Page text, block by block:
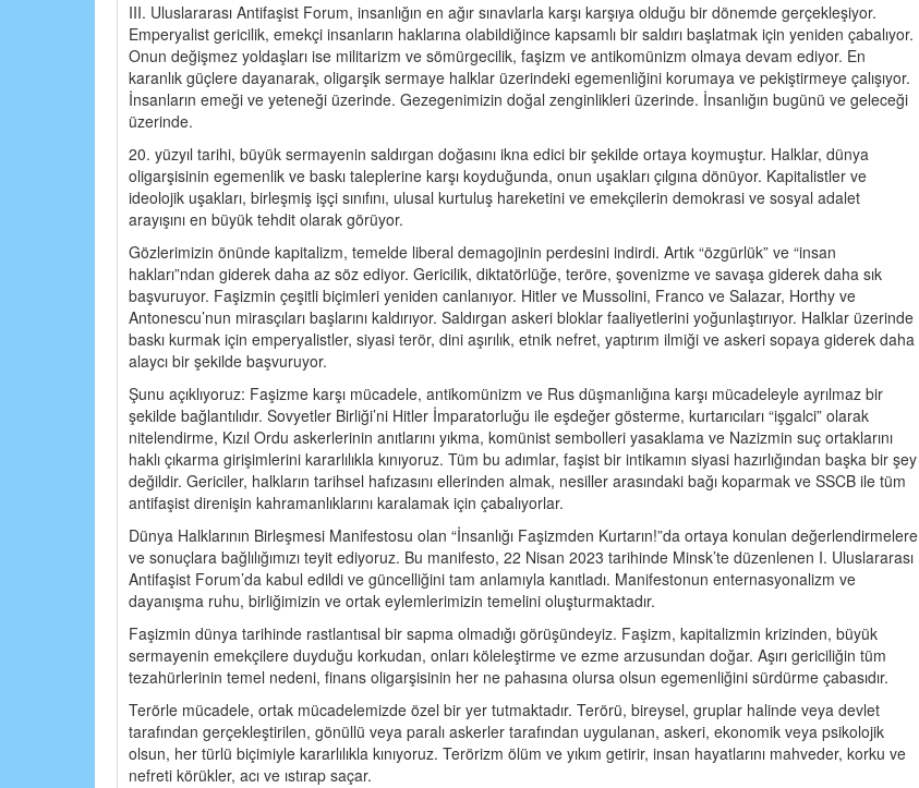
III. Uluslararası Antifaşist Forum, insanlığın en ağır sınavlarla karşı karşıya olduğu bir dönemde gerçekleşiyor.
Emperyalist gericilik, emekçi insanların haklarına olabildiğince kapsamlı bir saldırı başlatmak için yeniden çabalıyor.
Onun değişmez yoldaşları ise militarizm ve sömürgecilik, faşizm ve antikomünizm olmaya devam ediyor. En
karanlık güçlere dayanarak, oligarşik sermaye halklar üzerindeki egemenliğini korumaya ve pekiştirmeye çalışıyor.
İnsanların emeği ve yeteneği üzerinde. Gezegenimizin doğal zenginlikleri üzerinde. İnsanlığın bugünü ve geleceği
üzerinde.
20. yüzyıl tarihi, büyük sermayenin saldırgan doğasını ikna edici bir şekilde ortaya koymuştur. Halklar, dünya
oligarşisinin egemenlik ve baskı taleplerine karşı koyduğunda, onun uşakları çılgına dönüyor. Kapitalistler ve
ideolojik uşakları, birleşmiş işçi sınıfını, ulusal kurtuluş hareketini ve emekçilerin demokrasi ve sosyal adalet
arayışını en büyük tehdit olarak görüyor.
Gözlerimizin önünde kapitalizm, temelde liberal demagojinin perdesini indirdi. Artık “özgürlük” ve “insan
hakları”ndan giderek daha az söz ediyor. Gericilik, diktatörlüğe, teröre, şovenizme ve savaşa giderek daha sık
başvuruyor. Faşizmin çeşitli biçimleri yeniden canlanıyor. Hitler ve Mussolini, Franco ve Salazar, Horthy ve
Antonescu’nun mirasçıları başlarını kaldırıyor. Saldırgan askeri bloklar faaliyetlerini yoğunlaştırıyor. Halklar üzerinde
baskı kurmak için emperyalistler, siyasi terör, dini aşırılık, etnik nefret, yaptırım ilmiği ve askeri sopaya giderek daha
alaycı bir şekilde başvuruyor.
Şunu açıklıyoruz: Faşizme karşı mücadele, antikomünizm ve Rus düşmanlığına karşı mücadeleyle ayrılmaz bir
şekilde bağlantılıdır. Sovyetler Birliği’ni Hitler İmparatorluğu ile eşdeğer gösterme, kurtarıcıları “işgalci” olarak
nitelendirme, Kızıl Ordu askerlerinin anıtlarını yıkma, komünist sembolleri yasaklama ve Nazizmin suç ortaklarını
haklı çıkarma girişimlerini kararlılıkla kınıyoruz. Tüm bu adımlar, faşist bir intikamın siyasi hazırlığından başka bir şey
değildir. Gericiler, halkların tarihsel hafızasını ellerinden almak, nesiller arasındaki bağı koparmak ve SSCB ile tüm
antifaşist direnişin kahramanlıklarını karalamak için çabalıyorlar.
Dünya Halklarının Birleşmesi Manifestosu olan “İnsanlığı Faşizmden Kurtarın!”da ortaya konulan değerlendirmelere
ve sonuçlara bağlılığımızı teyit ediyoruz. Bu manifesto, 22 Nisan 2023 tarihinde Minsk’te düzenlenen I. Uluslararası
Antifaşist Forum’da kabul edildi ve güncelliğini tam anlamıyla kanıtladı. Manifestonun enternasyonalizm ve
dayanışma ruhu, birliğimizin ve ortak eylemlerimizin temelini oluşturmaktadır.
Faşizmin dünya tarihinde rastlantısal bir sapma olmadığı görüşündeyiz. Faşizm, kapitalizmin krizinden, büyük
sermayenin emekçilere duyduğu korkudan, onları köleleştirme ve ezme arzusundan doğar. Aşırı gericiliğin tüm
tezahürlerinin temel nedeni, finans oligarşisinin her ne pahasına olursa olsun egemenliğini sürdürme çabasıdır.
Terörle mücadele, ortak mücadelemizde özel bir yer tutmaktadır. Terörü, bireysel, gruplar halinde veya devlet
tarafından gerçekleştirilen, gönüllü veya paralı askerler tarafından uygulanan, askeri, ekonomik veya psikolojik
olsun, her türlü biçimiyle kararlılıkla kınıyoruz. Terörizm ölüm ve yıkım getirir, insan hayatlarını mahveder, korku ve
nefreti körükler, acı ve ıstırap saçar.